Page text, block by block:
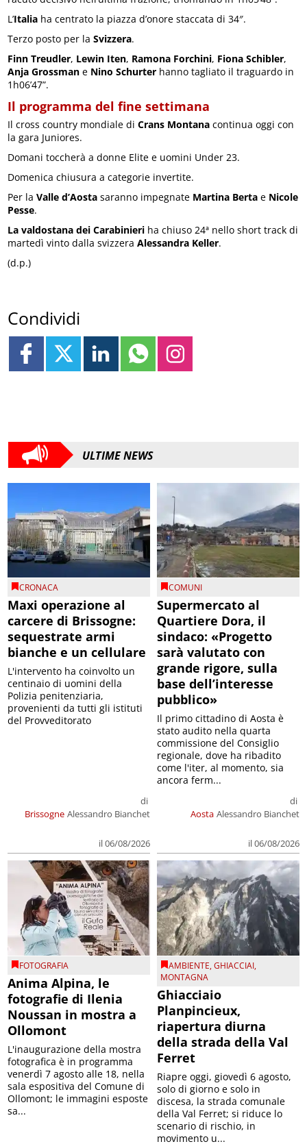
L’Italia ha centrato la piazza d’onore staccata di 34″.
Terzo posto per laSvizzera.
Finn Treudler, Lewin Iten, Ramona Forchini, Fiona Schibler,
Anja Grossman e Nino Schurter hanno tagliato il traguardo in
1h06’47”.
Il programma del fine settimana
Il cross country mondiale diCrans Montana continua oggi con
la gara Juniores.
Domani toccherà a donne Elite e uomini Under 23.
Domenica chiusura a categorie invertite.
Per laValle d’Aosta saranno impegnate Martina Berta e Nicole
Pesse.
La valdostana dei Carabinieri ha chiuso 24ª nello short track di
martedì vinto dalla svizzeraAlessandra Keller.
(d.p.)
Condividi
ULTIME NEWS
CRONACA
Maxi operazione al
carcere di Brissogne:
sequestrate armi
bianche e un cellulare
Brissogne
di
Alessandro Bianchet
il 06/08/2026
L'intervento ha coinvolto un
centinaio di uomini della
Polizia penitenziaria,
provenienti da tutti gli istituti
del Provveditorato
COMUNI
Supermercato al
Quartiere Dora, il
sindaco: «Progetto
sarà valutato con
grande rigore, sulla
base dell’interesse
pubblico»
Aosta
di
Alessandro Bianchet
il 06/08/2026
Il primo cittadino di Aosta è
stato audito nella quarta
commissione del Consiglio
regionale, dove ha ribadito
come l'iter, al momento, sia
ancora ferm...
FOTOGRAFIA
Anima Alpina, le
fotografie di Ilenia
Noussan in mostra a
Ollomont
L'inaugurazione della mostra
fotografica è in programma
venerdì 7 agosto alle 18, nella
sala espositiva del Comune di
Ollomont; le immagini esposte
sa...
AMBIENTE,GHIACCIAI,
MONTAGNA
Ghiacciaio
Planpincieux,
riapertura diurna
della strada della Val
Ferret
Riapre oggi, giovedì 6 agosto,
solo di giorno e solo in
discesa, la strada comunale
della Val Ferret; si riduce lo
scenario di rischio, in
movimento u...